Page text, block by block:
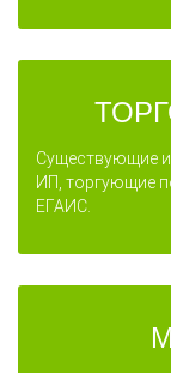
Существующие и
ИП, торгующие
ЕГАИС.